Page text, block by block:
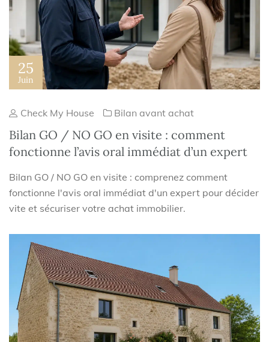
25
Juin
Check My House Bilan avant achat
Bilan GO / NO GO en visite : comment
fonctionne l’avis oral immédiat d’un expert
Bilan GO / NO GO en visite : comprenez comment
fonctionne l'avis oral immédiat d'un expert pour décider
vite et sécuriser votre achat immobilier.